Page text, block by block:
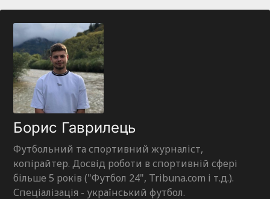
Борис Гаврилець
Футбольний та спортивний журналіст,
копірайтер. Досвід роботи в спортивній сфері
більше 5 років ("Футбол 24", Tribuna.com і т.д.).
Спеціалізація - український футбол.